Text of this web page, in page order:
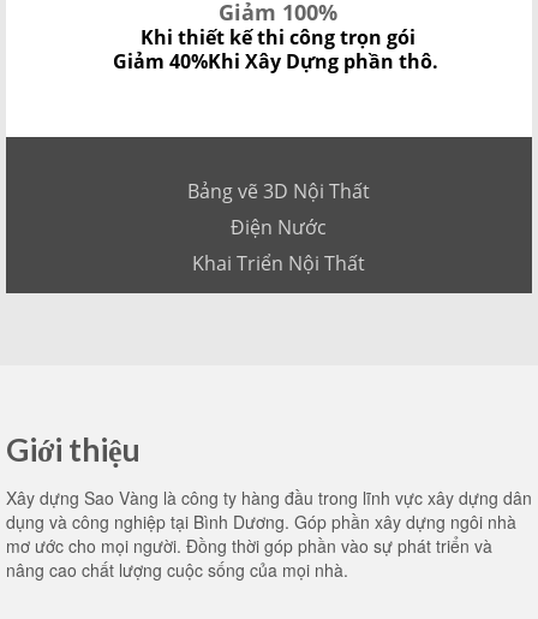
Giảm 100%
Khi thiết kế thi công trọn gói
Giảm 40%Khi Xây Dựng phần thô.
Bảng vẽ 3D Nội Thất
Điện Nước
Khai Triển Nội Thất
Giới thiệu
Xây dựng Sao Vàng là công ty hàng đầu trong lĩnh vực xây dựng dân
dụng và công nghiệp tại Bình Dương. Góp phần xây dựng ngôi nhà
mơ ước cho mọi người. Đồng thời góp phần vào sự phát triển và
nâng cao chất lượng cuộc sống của mọi nhà.